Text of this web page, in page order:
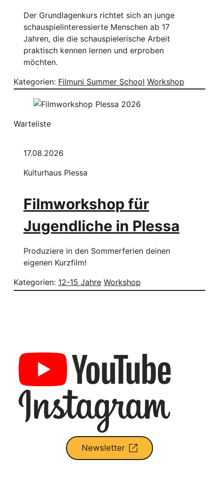
Der Grundlagenkurs richtet sich an junge
schauspielinteressierte Menschen ab 17
Jahren, die die schauspielerische Arbeit
praktisch kennen lernen und erproben
möchten.
Kategorien: Filmuni Summer School Workshop
Warteliste
17.08.2026
Kulturhaus Plessa
Filmworkshop für
Jugendliche in Plessa
Produziere in den Sommerferien deinen
eigenen Kurzfilm!
Kategorien: 12-15 Jahre Workshop
Newsletter